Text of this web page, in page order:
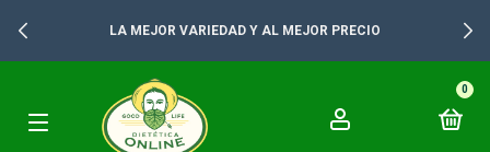
LA MEJOR VARIEDAD Y AL MEJOR PRECIO
0